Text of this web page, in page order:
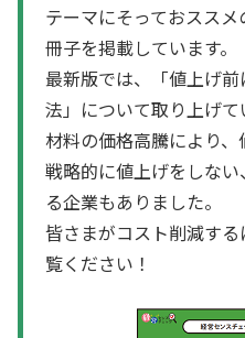
テーマにそっておスス
冊子を掲載しています。
最新版では、「値上げ
法」について取り上げ
材料の価格高騰により
戦略的に値上げをしな
る企業もありました。
皆さまがコスト削減す
覧ください！